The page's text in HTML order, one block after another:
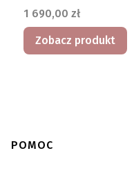
Cena
1 690,00 zł
Zobacz produkt
Linki w stopce
POMOC